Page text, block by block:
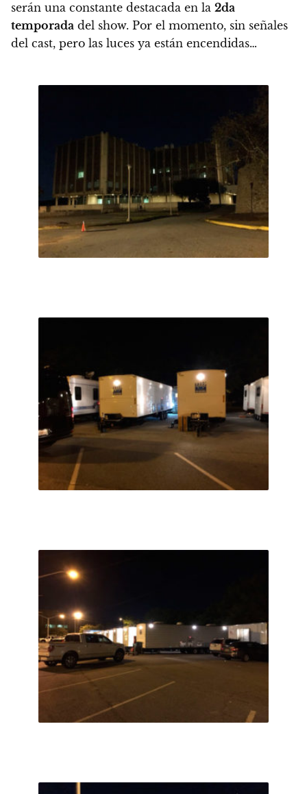
serán una constante destacada en la 2da
temporada del show. Por el momento, sin señales
del cast, pero las luces ya están encendidas…